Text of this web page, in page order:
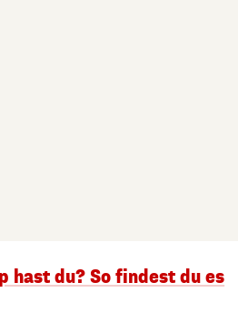
hast du? So findest du es